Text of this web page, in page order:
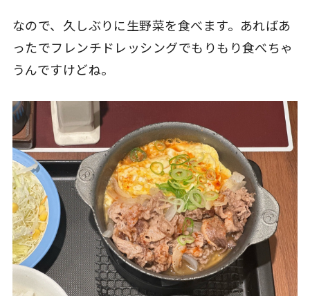
なので、久しぶりに生野菜を食べます。あればあ
ったでフレンチドレッシングでもりもり食べちゃ
うんですけどね。